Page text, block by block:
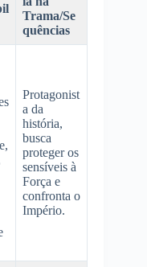
Trama/Se
quências
Protagonist
a da
história,
busca
proteger os
sensíveis à
Força e
confronta o
Império.